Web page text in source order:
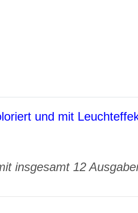
und mit
insgesamt 12